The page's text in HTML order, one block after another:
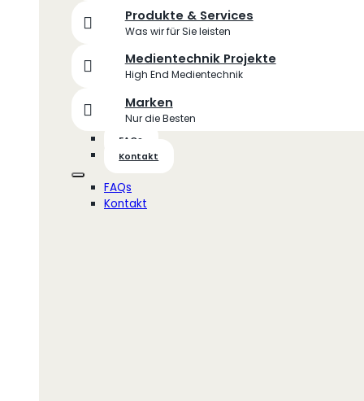
Produkte & Services
Was wir für Sie leisten
Medientechnik Projekte
High End Medientechnik
Marken
Nur die Besten
FAQs
Kontakt
FAQs
Kontakt